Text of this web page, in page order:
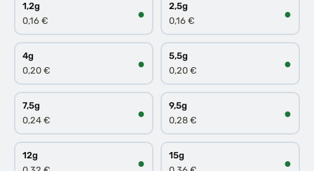
1,2g
0,16 €
●
2,5g
0,16 €
●
4g
0,20 €
●
5,5g
0,20 €
●
7,5g
0,24 €
●
9,5g
0,28 €
●
12g
●
15g
●